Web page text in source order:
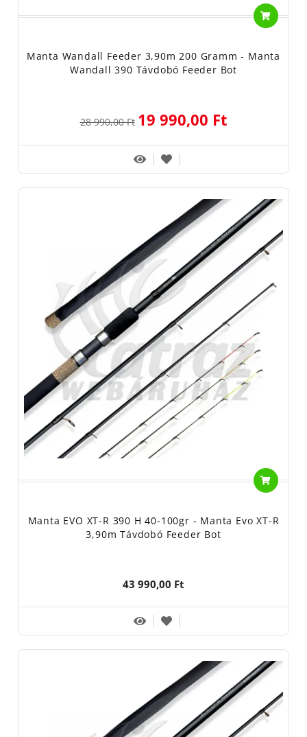
Manta Wandall Feeder 3,90m 200 Gramm - Manta
Wandall 390 Távdobó Feeder Bot
28 990,00 Ft 19 990,00 Ft
Manta EVO XT-R 390 H 40-100gr - Manta Evo XT-R
3,90m Távdobó Feeder Bot
43 990,00 Ft